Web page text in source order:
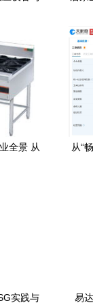
全景 从
从“
实践与 易